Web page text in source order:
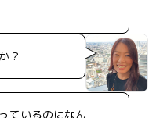
？
ているのになん